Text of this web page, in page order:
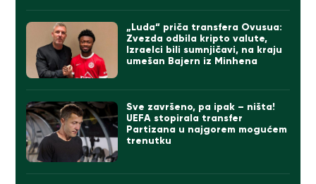
„Luda“ priča transfera Ovusua:
Zvezda odbila kripto valute,
Izraelci bili sumnjičavi, na kraju
umešan Bajern iz Minhena
Sve završeno, pa ipak – ništa!
UEFA stopirala transfer
Partizana u najgorem mogućem
trenutku